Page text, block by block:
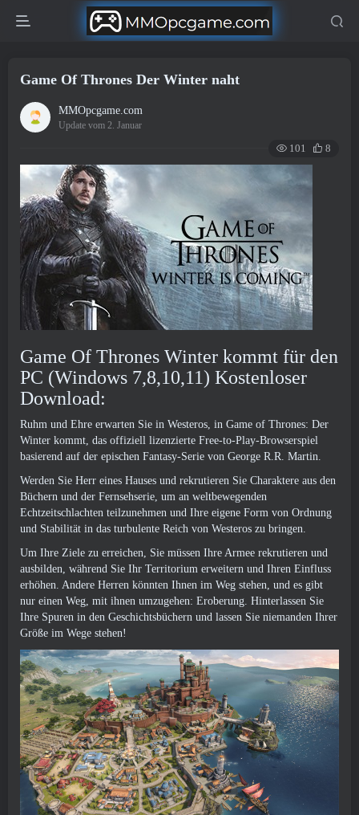
Game Of Thrones Der Winter naht
MMOpcgame.com
Update vom 2. Januar
101 8
Game Of Thrones Winter kommt für den
PC (Windows 7,8,10,11) Kostenloser
Download:
Ruhm und Ehre erwarten Sie in Westeros, in Game of Thrones: Der
Winter kommt, das offiziell lizenzierte Free-to-Play-Browserspiel
basierend auf der epischen Fantasy-Serie von George R.R. Martin.
Werden Sie Herr eines Hauses und rekrutieren Sie Charaktere aus den
Büchern und der Fernsehserie, um an weltbewegenden
Echtzeitschlachten teilzunehmen und Ihre eigene Form von Ordnung
und Stabilität in das turbulente Reich von Westeros zu bringen.
Um Ihre Ziele zu erreichen, Sie müssen Ihre Armee rekrutieren und
ausbilden, während Sie Ihr Territorium erweitern und Ihren Einfluss
erhöhen. Andere Herren könnten Ihnen im Weg stehen, und es gibt
nur einen Weg, mit ihnen umzugehen: Eroberung. Hinterlassen Sie
Ihre Spuren in den Geschichtsbüchern und lassen Sie niemanden Ihrer
Größe im Wege stehen!